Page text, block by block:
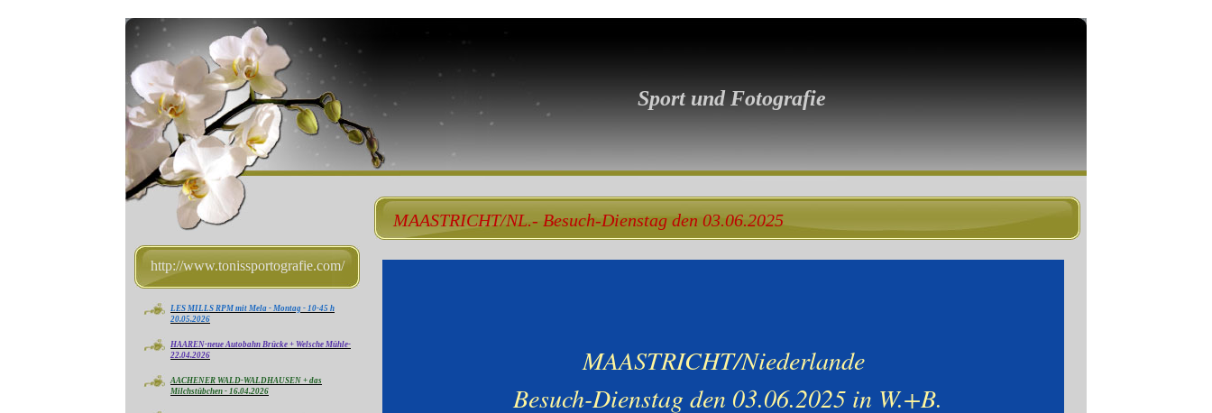
Sport und Fotografie
http://www.tonissportografie.com/
LES MILLS RPM mit Mela - Montag - 10-45 h
20.05.2026
HAAREN-neue Autobahn Brücke + Welsche Mühle-
22.04.2026
AACHENER WALD-WALDHAUSEN + das
Milchstübchen - 16.04.2026
MAASTRICHT/NL.- Besuch-Dienstag den 03.06.2025
MAASTRICHT/Niederlande
Besuch-Dienstag den 03.06.2025 in W.+B.